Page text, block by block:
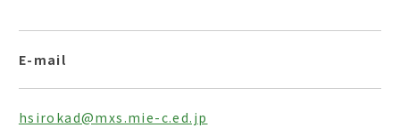
E-mail
hsirokad@mxs.mie-c.ed.jp